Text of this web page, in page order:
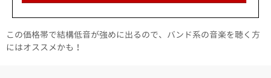
この価格帯で結構低音が強めに出るので、バンド系の音楽を聴く方
にはオススメかも！